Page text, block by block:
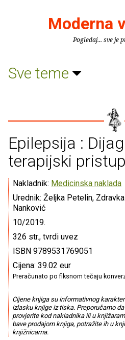
Moderna
Pogledaj... sve je
Sve teme
Epilepsija :
terapijski pristup
Nakladnik: Medicinska naklada
Urednik: Željka Petelin,
Nanković
10/2019.
326 str., tvrdi uvez
ISBN 9789531769051
Cijena: 39.02 eur
Preračunato po fiksnom tečaju
Cijene knjiga su informativnog
izlasku knjige iz tiska. Preporučamo
provjerite kod nakladnika ili u
bave prodajom knjiga, potražite ih u
knjižnicama.